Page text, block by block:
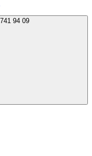
+7 921 741 94 09